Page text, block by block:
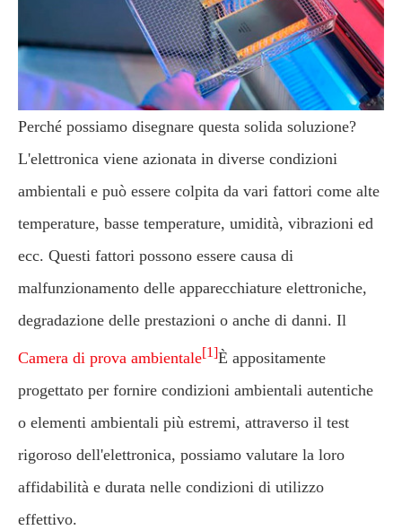
Perché possiamo disegnare questa solida soluzione?
L'elettronica viene azionata in diverse condizioni
ambientali e può essere colpita da vari fattori come alte
temperature, basse temperature, umidità, vibrazioni ed
ecc. Questi fattori possono essere causa di
malfunzionamento delle apparecchiature elettroniche,
degradazione delle prestazioni o anche di danni. Il
Camera di prova ambientale[1]È appositamente
progettato per fornire condizioni ambientali autentiche
o elementi ambientali più estremi, attraverso il test
rigoroso dell'elettronica, possiamo valutare la loro
affidabilità e durata nelle condizioni di utilizzo
effettivo.